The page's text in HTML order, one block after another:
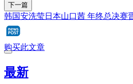
下一篇
韩国安洗莹日本山口茜 年终总决赛
购买此文章
最新